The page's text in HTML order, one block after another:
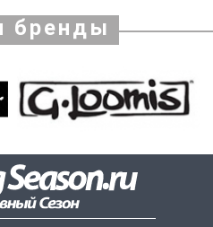
бренды